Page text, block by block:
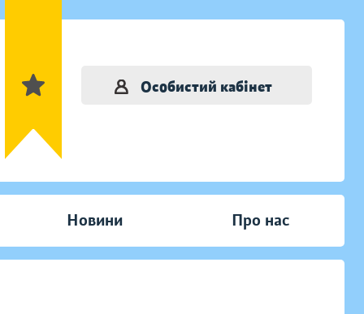
Особистий кабінет
Новини Про нас